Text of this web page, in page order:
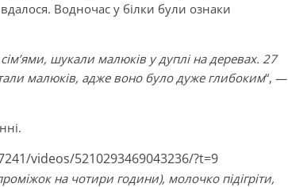
Водночас у білки були ознаки
шукали малюків у дуплі на деревах. 27
малюків, адже воно було дуже глибоким“, —
videos/5210293469043236/?t=9
на чотири години), молочко підігріти,